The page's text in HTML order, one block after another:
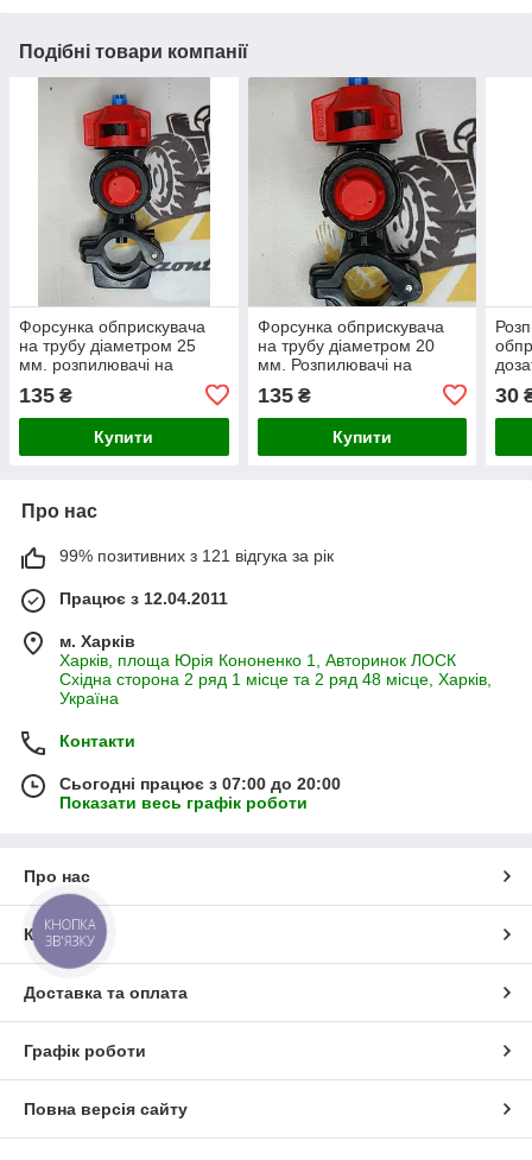
Подібні товари компанії
Форсунка обприскувача
на трубу діаметром 25
мм. розпилювачі на
135 ₴
Купити
Форсунка обприскувача
на трубу діаметром 20
мм. Розпилювачі на
135₴
Купити
30
Про нас
99% позитивних з 121 відгука за рік
Працює з 12.04.2011
м. Харків
Харків, площа Юрія Кононенко 1, Авторинок ЛОСК
Східна сторона 2 ряд 1 місце та 2 ряд 48 місце, Харків,
Україна
Контакти
Сьогодні працює з 07:00 до 20:00
Показати весь графік роботи
Про нас
Контакти
Доставка та оплата
Графік роботи
Повна версія сайту
КНОПКА
ЗВ'ЯЗКУ